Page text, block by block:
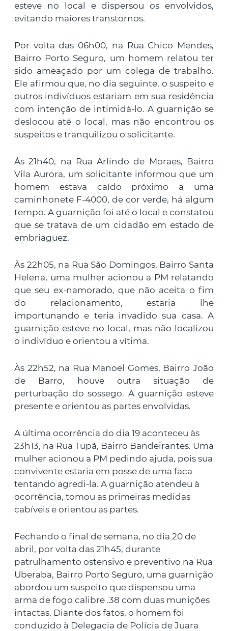
esteve no local e dispersou os envolvidos,
evitando maiores transtornos.
Por volta das 06h00, na Rua Chico Mendes,
Bairro Porto Seguro, um homem relatou ter
sido ameaçado por um colega de trabalho.
Ele afirmou que, no dia seguinte, o suspeito e
outros indivíduos estariam em sua residência
com intenção de intimidá-lo. A guarnição se
deslocou até o local, mas não encontrou os
suspeitos e tranquilizou o solicitante.
Às 21h40, na Rua Arlindo de Moraes, Bairro
Vila Aurora, um solicitante informou que um
homem estava caído próximo a uma
caminhonete F-4000, de cor verde, há algum
tempo. A guarnição foi até o local e constatou
que se tratava de um cidadão em estado de
embriaguez.
Às 22h05, na Rua São Domingos, Bairro Santa
Helena, uma mulher acionou a PM relatando
que seu ex-namorado, que não aceita o fim
do relacionamento, estaria lhe
importunando e teria invadido sua casa. A
guarnição esteve no local, mas não localizou
o indivíduo e orientou a vítima.
Às 22h52, na Rua Manoel Gomes, Bairro João
de Barro, houve outra situação de
perturbação do sossego. A guarnição esteve
presente e orientou as partes envolvidas.
A última ocorrência do dia 19 aconteceu às
23h13, na Rua Tupã, Bairro Bandeirantes. Uma
mulher acionou a PM pedindo ajuda, pois sua
convivente estaria em posse de uma faca
tentando agredi-la. A guarnição atendeu à
ocorrência, tomou as primeiras medidas
cabíveis e orientou as partes.
Fechando o final de semana, no dia 20 de
abril, por volta das 21h45, durante
patrulhamento ostensivo e preventivo na Rua
Uberaba, Bairro Porto Seguro, uma guarnição
abordou um suspeito que dispensou uma
arma de fogo calibre .38 com duas munições
intactas. Diante dos fatos, o homem foi
conduzido à Delegacia de Polícia de Juara